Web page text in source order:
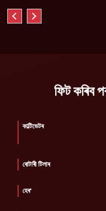
ফিট কৰিব
কাল্টিভেটৰ
ৰোটাৰী টিলাৰ
হেৰ'